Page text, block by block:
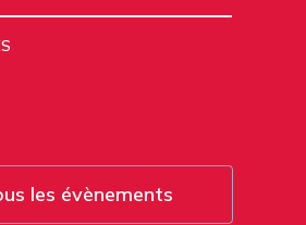
les évènements